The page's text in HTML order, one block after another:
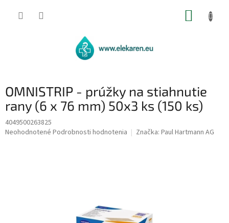
OMNISTRIP - prúžky na stiahnutie
rany (6 x 76 mm) 50x3 ks (150 ks)
4049500263825
Priemerné
Neohodnotené Podrobnosti hodnotenia Značka: Paul Hartmann AG